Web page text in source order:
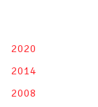
2020
2014
2008